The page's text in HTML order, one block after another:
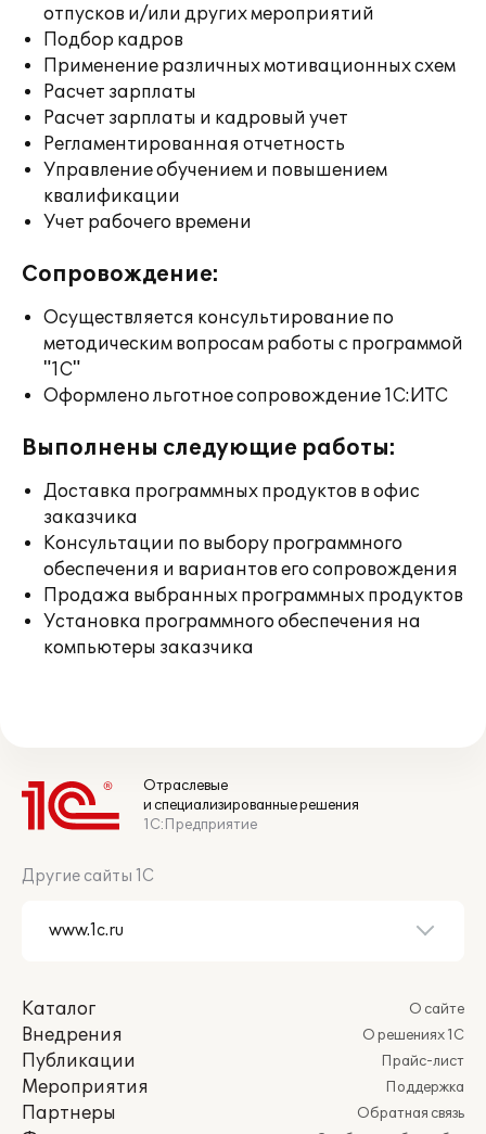
отпусков и/или других мероприятий
Подбор кадров
Применение различных мотивационных схем
Расчет зарплаты
Расчет зарплаты и кадровый учет
Регламентированная отчетность
Управление обучением и повышением
квалификации
Учет рабочего времени
Сопровождение:
Осуществляется консультирование по
методическим вопросам работы с программой
"1С"
Оформлено льготное сопровождение 1С:ИТС
Выполнены следующие работы:
Доставка программных продуктов в офис
заказчика
Консультации по выбору программного
обеспечения и вариантов его сопровождения
Продажа выбранных программных продуктов
Установка программного обеспечения на
компьютеры заказчика
Отраслевые
и специализированные решения
1С:Предприятие
Другие сайты 1С
Каталог
Внедрения
Публикации
Мероприятия
Партнеры
О сайте
О решениях 1С
Прайс-лист
Поддержка
Обратная связь